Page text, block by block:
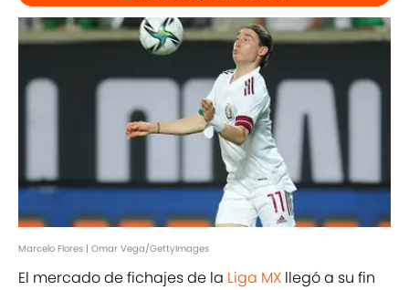
Marcelo Flores | Omar Vega/GettyImages
El mercado de fichajes de la Liga MX llegó a su fin